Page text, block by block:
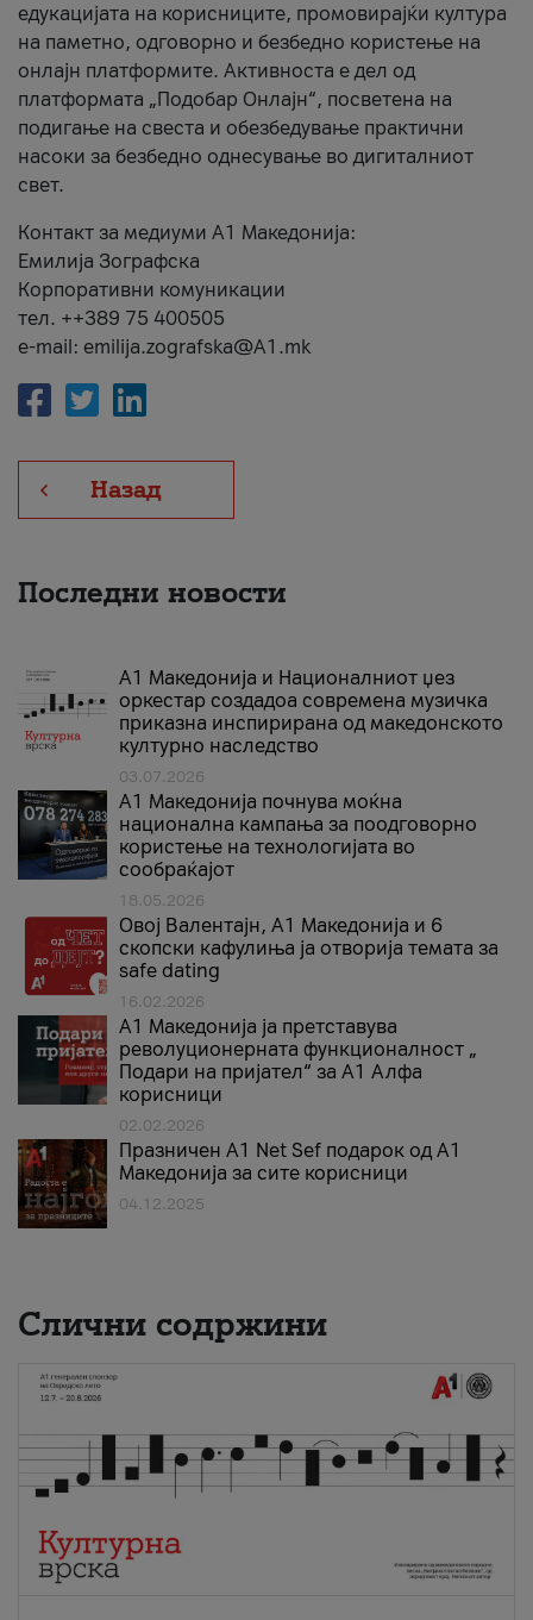
едукацијата на корисниците, промовирајќи култура
на паметно, одговорно и безбедно користење на
онлајн платформите. Активноста е дел од
платформата „Подобар Онлајн“, посветена на
подигање на свеста и обезбедување практични
насоки за безбедно однесување во дигиталниот
свет.
Контакт за медиуми А1 Македонија:
Емилија Зографска
Корпоративни комуникации
тел. ++389 75 400505
e-mail: emilija.zografska@A1.mk
Назад
Последни новости
А1 Македонија и Националниот џез
оркестар создадоа современа музичка
приказна инспирирана од македонското
културно наследство
03.07.2026
A1 Македонија почнува моќна
национална кампања за поодговорно
користење на технологијата во
сообраќајот
18.05.2026
Овој Валентајн, A1 Македонија и 6
скопски кафулиња ја отворија темата за
safe dating
16.02.2026
А1 Македонија ја претставува
револуционерната функционалност „
Подари на пријател“ за А1 Алфа
корисници
02.02.2026
Празничен A1 Net Sеf подарок од А1
Македонија за сите корисници
04.12.2025
Слични содржини